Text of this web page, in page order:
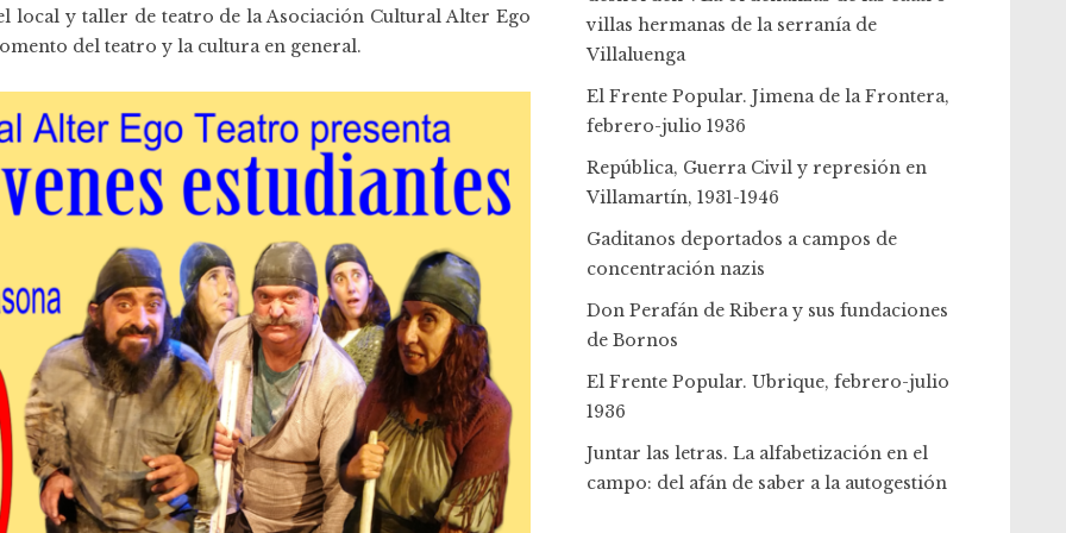
local y taller de teatro de la Asociación Cultural Alter Ego
del teatro y la cultura en general.
villas hermanas de la serranía de
Villaluenga
El Frente Popular. Jimena de la Frontera,
febrero-julio 1936
República, Guerra Civil y represión en
Villamartín, 1931-1946
Gaditanos deportados a campos de
concentración nazis
Don Perafán de Ribera y sus fundaciones
de Bornos
El Frente Popular. Ubrique, febrero-julio
1936
Juntar las letras. La alfabetización en el
campo: del afán de saber a la autogestión